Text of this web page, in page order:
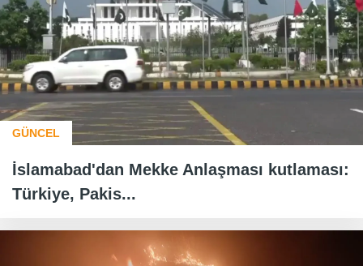
GÜNCEL
İslamabad'dan Mekke Anlaşması kutlaması:
Türkiye, Pakis...